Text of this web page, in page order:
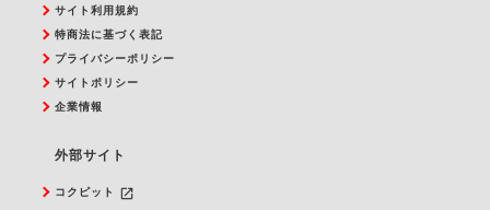
サイト利用規約
特商法に基づく表記
プライバシーポリシー
サイトポリシー
企業情報
外部サイト
コクピット
launch